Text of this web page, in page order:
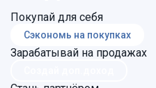
Покупай для себя
Сэкономь на покупках
Зарабатывай на продажах